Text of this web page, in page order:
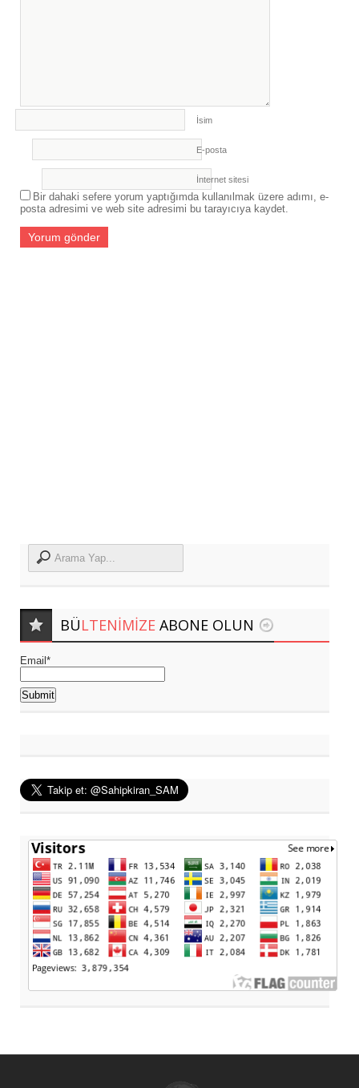
İsim
E-posta
İnternet sitesi
Bir dahaki sefere yorum yaptığımda kullanılmak üzere adımı, e-
posta adresimi ve web site adresimi bu tarayıcıya kaydet.
BÜLTENIMIZE ABONE OLUN
Email*